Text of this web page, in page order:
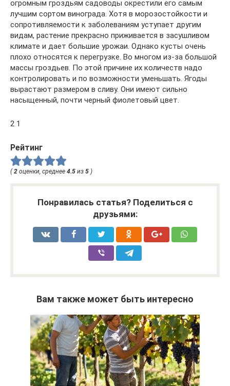
огромным гроздьям садоводы окрестили его самым
лучшим сортом винограда. Хотя в морозостойкости и
сопротивляемости к заболеваниям уступает другим
видам, растение прекрасно приживается в засушливом
климате и дает большие урожаи. Однако кусты очень
плохо относятся к перегрузке. Во многом из-за большой
массы гроздьев. По этой причине их количеств надо
контролировать и по возможности уменьшать. Ягоды
вырастают размером в сливу. Они имеют сильно
насыщенный, почти черный фиолетовый цвет.
2 1
Рейтинг
( 2 оценки, среднее 4.5 из 5 )
Понравилась статья? Поделиться с
друзьями:
Вам также может быть интересно